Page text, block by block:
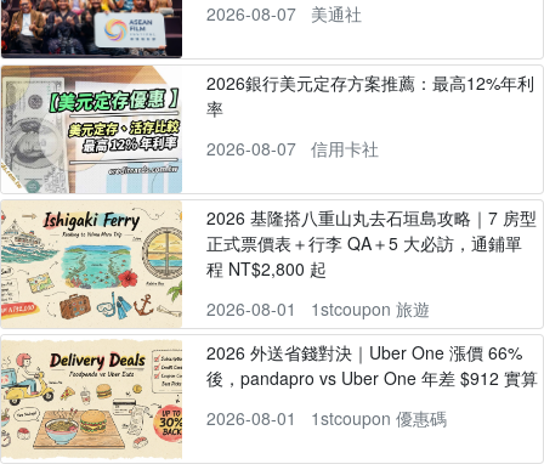
2026-08-07
美通社
2026銀行美元定存方案推薦：最高12%年利
率
2026-08-07
信用卡社
2026 基隆搭八重山丸去石垣島攻略｜7 房型
正式票價表＋行李 QA＋5 大必訪，通鋪單
程 NT$2,800 起
2026-08-01
1stcoupon 旅遊
2026 外送省錢對決｜Uber One 漲價 66%
後，pandapro vs Uber One 年差 $912 實算
2026-08-01
1stcoupon 優惠碼